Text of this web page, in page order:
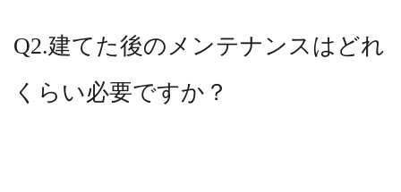
Q2.建てた後のメンテナンスはどれ
くらい必要ですか？